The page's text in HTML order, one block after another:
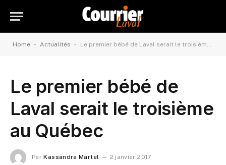
Home - Actualités - Le premier bébé de Laval serait le troisième au Québec
Le premier bébé de
Laval serait le troisième
au Québec
Par Kassandra Martel 2 janvier 2017